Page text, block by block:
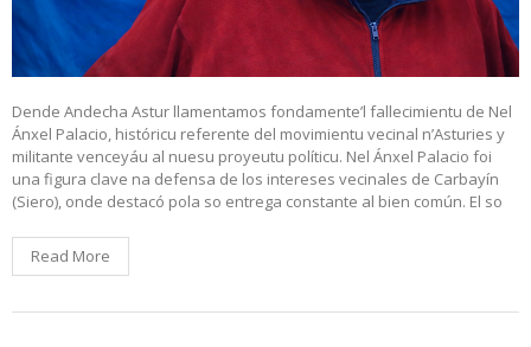
Dende Andecha Astur llamentamos fondamente’l fallecimientu de Nel
Ánxel Palacio, históricu referente del movimientu vecinal n’Asturies y
militante venceyáu al nuesu proyeutu políticu. Nel Ánxel Palacio foi
una figura clave na defensa de los intereses vecinales de Carbayín
(Siero), onde destacó pola so entrega constante al bien común. El so
Read More